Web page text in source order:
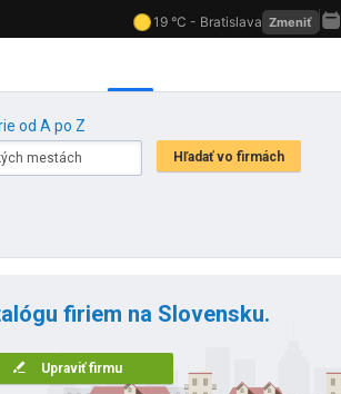
od A po Z
firiem na Slovensku.
Upraviť firmu